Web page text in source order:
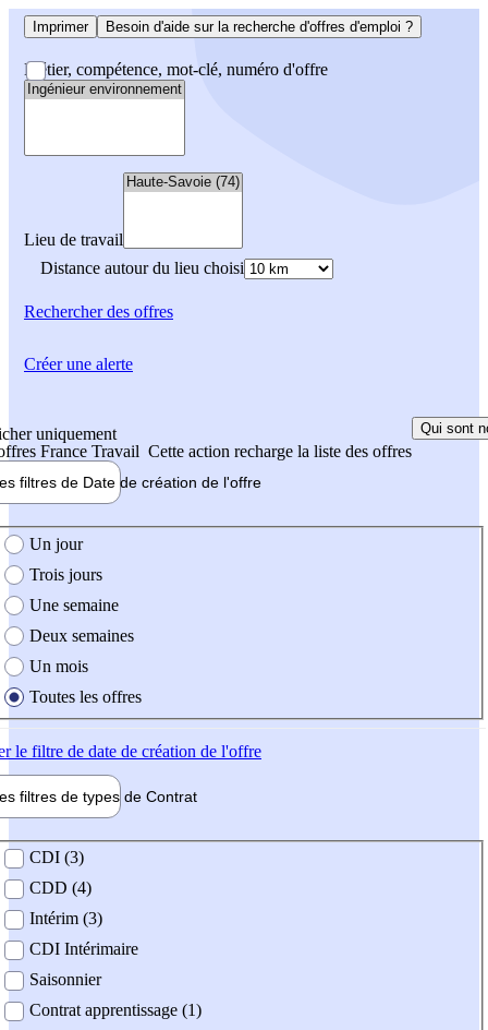
Imprimer Besoin d'aide sur la recherche d'offres d'emploi ?
Métier, compétence, mot-clé, numéro d'offre
Lieu de travail
Distance autour du lieu choisi
Rechercherdes offres
uniquement
France Travail Cette action recharge la liste des offres
Qui sont
filtres de Date de création de l'offre
création de l'offre
Un jour
Trois jours
Une semaine
Deux semaines
Un mois
Toutes les offres
le filtre de date de création de l'offre
filtres de types de Contrat
contrat
CDI (3)
CDD (4)
Intérim (3)
CDI Intérimaire
Saisonnier
Contrat apprentissage (1)
Créer une alerte